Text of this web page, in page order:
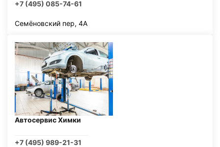
+7 (495) 085-74-61
Семёновский пер, 4А
Автосервис Химки
+7 (495) 989-21-31